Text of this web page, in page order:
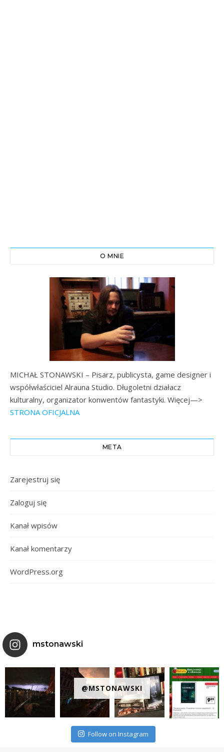
O MNIE
MICHAŁ STONAWSKI – Pisarz, publicysta, game designer i
współwłaściciel Alrauna Studio. Długoletni działacz
kulturalny, organizator konwentów fantastyki. Więcej—>
STRONA OFICJALNA
META
Zarejestruj się
Zaloguj się
Kanał wpisów
Kanał komentarzy
WordPress.org
@MSTONAWSKI
mstonawski
Follow on Instagram